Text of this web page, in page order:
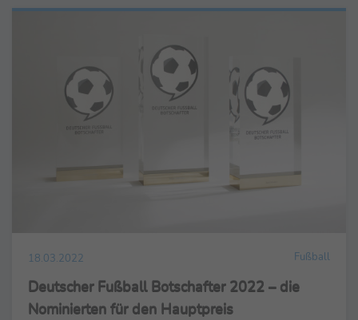
18.03.2022 Fußball
Deutscher Fußball Botschafter 2022 – die
Nominierten für den Hauptpreis